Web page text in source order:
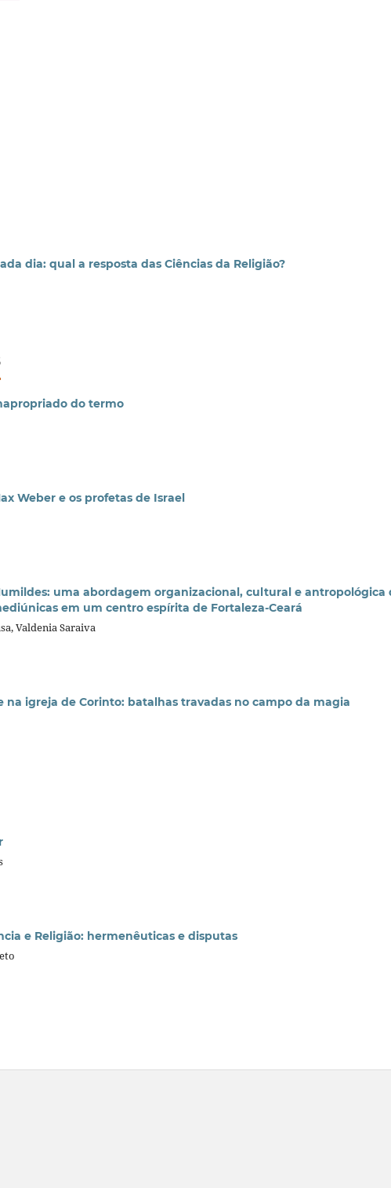
dia: qual a resposta das Ciências da Religião?
do termo
Weber e os profetas de Israel
uma abordagem organizacional, cultural e antropológica
em um centro espírita de Fortaleza-Ceará
Valdenia Saraiva
na igreja de Corinto: batalhas travadas no campo da magia
e Religião: hermenêuticas e disputas